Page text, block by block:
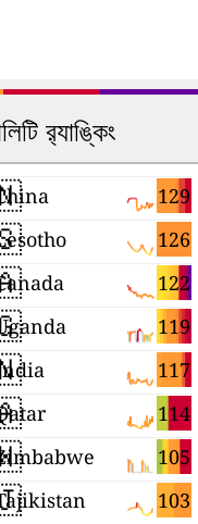
র‍্যাঙ্কিং
129
126
122
119
117
114
105
103